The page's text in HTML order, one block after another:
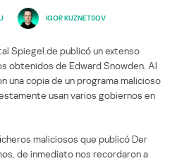
IGOR KUZNETSOV
Spiegel.de publicó un extenso
obtenidos de Edward Snowden. Al
una copia de un programa malicioso
usan varios gobiernos en
maliciosos que publicó Der
de inmediato nos recordaron a